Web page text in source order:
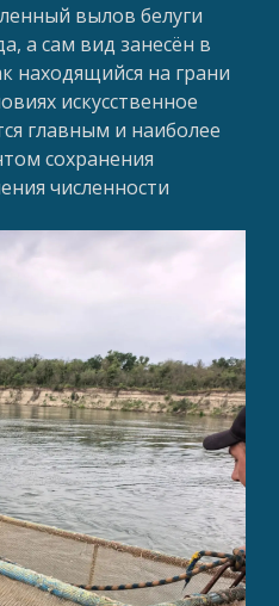
вылов белуги
а сам вид занесён в
находящийся на грани
искусственное
главным и наиболее
сохранения
численности